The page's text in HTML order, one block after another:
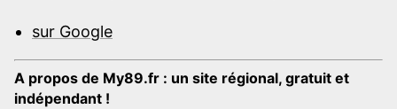
sur Google
A propos de My89.fr : un site régional, gratuit et
indépendant !